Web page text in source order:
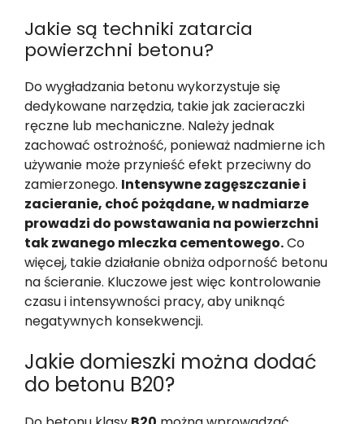
Jakie są techniki zatarcia
powierzchni betonu?
Do wygładzania betonu wykorzystuje się
dedykowane narzędzia, takie jak zacieraczki
ręczne lub mechaniczne. Należy jednak
zachować ostrożność, ponieważ nadmierne ich
używanie może przynieść efekt przeciwny do
zamierzonego. Intensywne zagęszczanie i
zacieranie, choć pożądane, w nadmiarze
prowadzi do powstawania na powierzchni
tak zwanego mleczka cementowego.Co
więcej, takie działanie obniża odporność betonu
na ścieranie. Kluczowe jest więc kontrolowanie
czasu i intensywności pracy, aby uniknąć
negatywnych konsekwencji.
Jakie domieszki można dodać
do betonu B20?